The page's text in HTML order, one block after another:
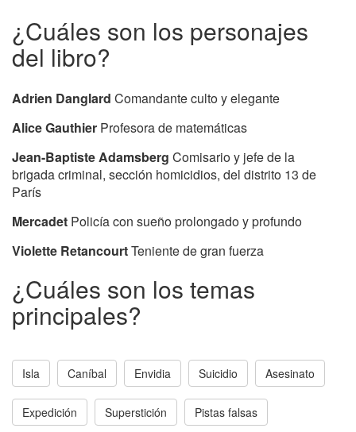
¿Cuáles son los personajes
del libro?
Adrien Danglard Comandante culto y elegante
Alice Gauthier Profesora de matemáticas
Jean-Baptiste Adamsberg Comisario y jefe de la
brigada criminal, sección homicidios, del distrito 13 de
París
Mercadet Policía con sueño prolongado y profundo
Violette RetancourtTeniente de gran fuerza
¿Cuáles son los temas
principales?
Isla Caníbal Envidia Suicidio Asesinato
Expedición Superstición Pistas falsas